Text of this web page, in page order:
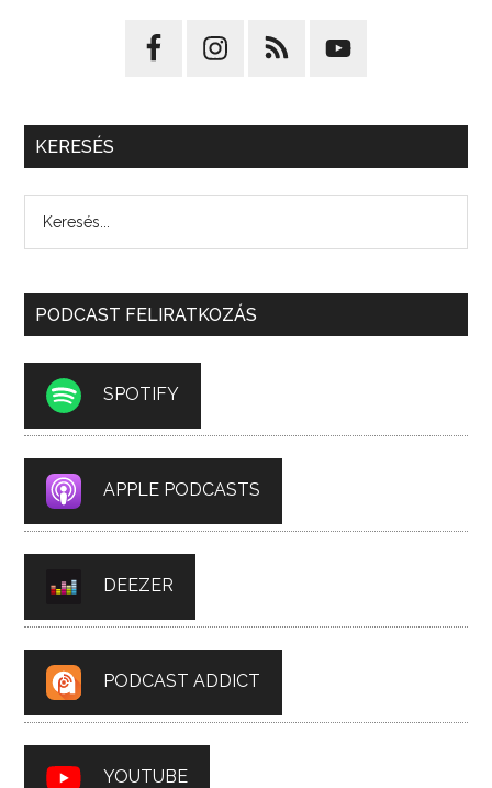
KERESÉS
PODCAST FELIRATKOZÁS
SPOTIFY
APPLE PODCASTS
DEEZER
PODCAST ADDICT
YOUTUBE